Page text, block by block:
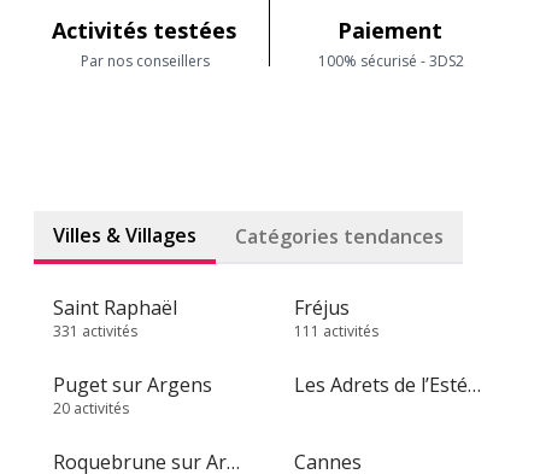
Activités testées
Par nos conseillers
Paiement
100% sécurisé - 3DS2
Villes & Villages Catégories tendances
Saint Raphaël
331 activités
Fréjus
111 activités
Puget sur Argens
20 activités
Les Adrets de l’Estérel
Roquebrune sur Argens Cannes